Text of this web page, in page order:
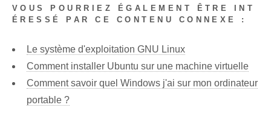
VOUS POURRIEZ ÉGALEMENT ÊTRE INT
ÉRESSÉ PAR CE CONTENU CONNEXE :
Le système d'exploitation GNU Linux
Comment installer Ubuntu sur une machine virtuelle
Comment savoir quel Windows j'ai sur mon ordinateur
portable ?